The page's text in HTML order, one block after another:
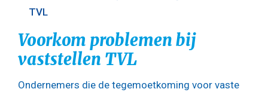
TVL
Voorkom problemen bij
vaststellen TVL
Ondernemers die de tegemoetkoming voor vaste